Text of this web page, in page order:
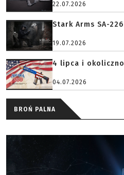
22.07.2026
Stark Arms SA-
19.07.2026
4 lipca i
04.07.2026
BROŃ PALNA